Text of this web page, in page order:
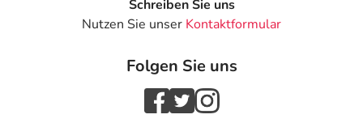
Schreiben Sie uns
Nutzen Sie unser Kontaktformular
Folgen Sie uns